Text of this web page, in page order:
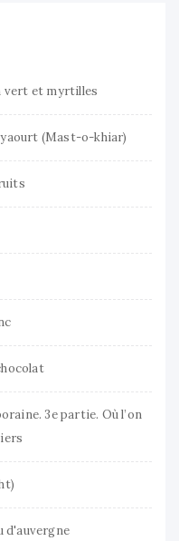
vert et myrtilles
yaourt (Mast-o-khiar)
3e partie. Où l’on
d'auvergne